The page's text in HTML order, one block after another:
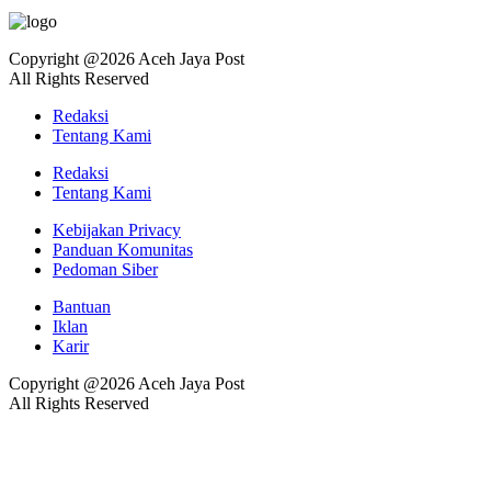
Copyright @2026 Aceh Jaya Post
All Rights Reserved
Redaksi
Tentang Kami
Redaksi
Tentang Kami
Kebijakan Privacy
Panduan Komunitas
Pedoman Siber
Bantuan
Iklan
Karir
Copyright @2026 Aceh Jaya Post
All Rights Reserved